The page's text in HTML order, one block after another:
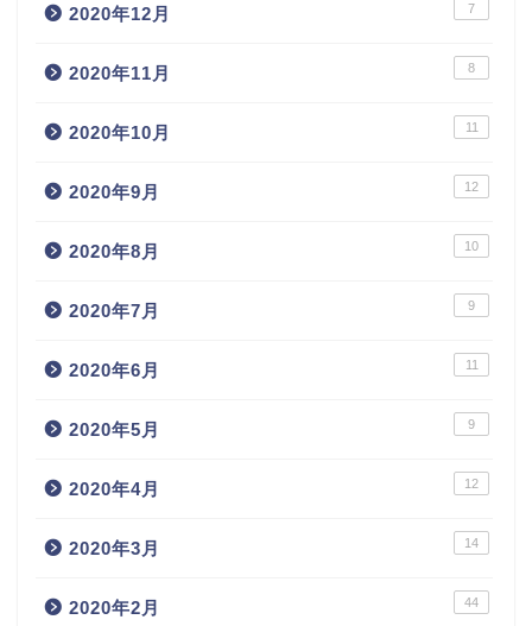
2020年12月 7
2020年11月 8
2020年10月 11
2020年9月 12
2020年8月 10
2020年7月 9
2020年6月 11
2020年5月 9
2020年4月 12
2020年3月 14
2020年2月 44